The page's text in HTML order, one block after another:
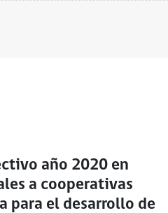
año 2020 en
a cooperativas
para el desarrollo de